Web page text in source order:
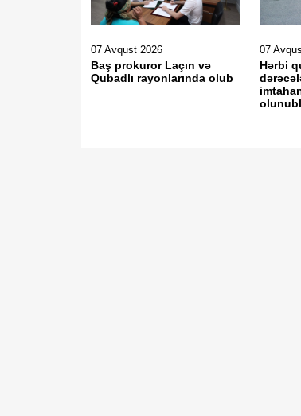
07 Avqust 2026
Baş prokuror Laçın və
Qubadlı rayonlarında olub
07
Hərbi